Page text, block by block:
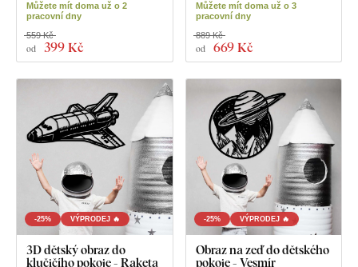
Můžete mít doma už o 2
pracovní dny
od 399 Kč
559 Kč
Můžete mít doma už o 3
pracovní dny
od 669 Kč
889 Kč
-25% VÝPRODEJ 🔥
3D dětský obraz do
klučičího pokoje - Raketa
-25% VÝPRODEJ 🔥
Obraz na zeď do dětského
pokoje - Vesmír